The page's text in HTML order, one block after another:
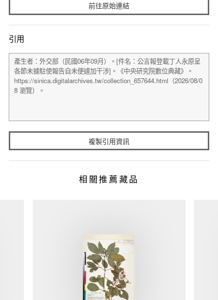
前往原始連結
引用
複製引用資訊
相關推薦藏品